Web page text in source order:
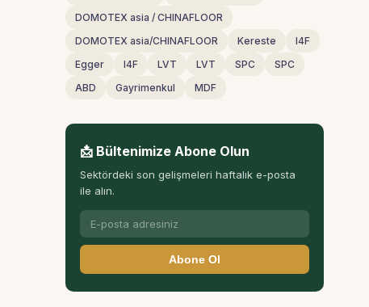
DOMOTEX asia / CHINAFLOOR
DOMOTEX asia/CHINAFLOOR
Kereste
I4F
Egger
I4F LVT LVT SPC
SPC
ABD
Gayrimenkul MDF
📩 Bültenimize Abone Olun
Sektördeki son gelişmeleri haftalık e-posta
ile alın.
Abone Ol